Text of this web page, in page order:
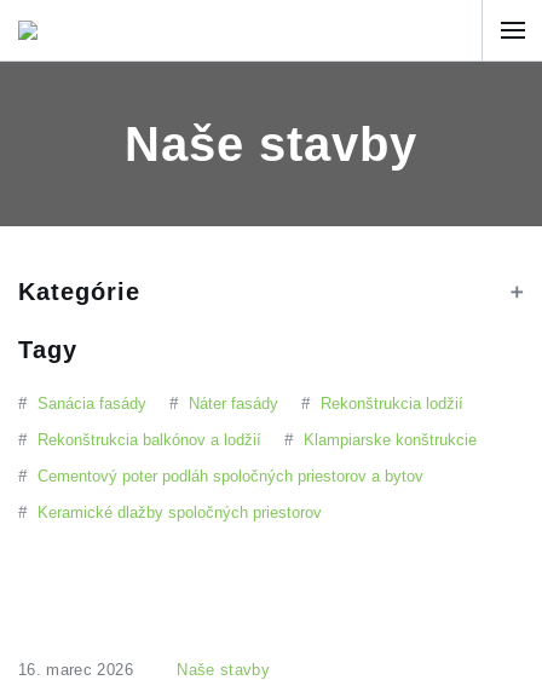
Naše stavby
Kategórie
Tagy
# Sanácia fasády # Náter fasády #
Rekonštrukcia lodžií
#
Rekonštrukcia balkónov a lodžií #
Klampiarske konštrukcie
# Cementový poter podláh spoločných priestorov a bytov
#
Keramické dlažby spoločných priestorov
16. marec 2026 Naše stavby